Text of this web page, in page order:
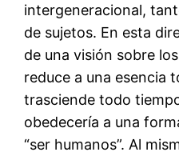
intergeneracional,
de sujetos. En esta
de una visión sobre
reduce a una esencia
trasciende todo
obedecería a una
“ser humanos”. Al